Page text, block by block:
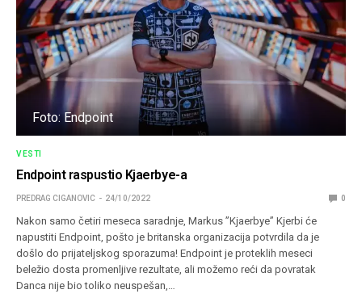
Foto: Endpoint
VESTI
Endpoint raspustio Kjaerbye-a
PREDRAG CIGANOVIC 24/10/2022 0
Nakon samo četiri meseca saradnje, Markus ”Kjaerbye” Kjerbi će
napustiti Endpoint, pošto je britanska organizacija potvrdila da je
došlo do prijateljskog sporazuma! Endpoint je proteklih meseci
beležio dosta promenljive rezultate, ali možemo reći da povratak
Danca nije bio toliko neuspešan,…